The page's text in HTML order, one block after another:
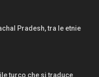
Pradesh, tra le etnie
turco che si traduce